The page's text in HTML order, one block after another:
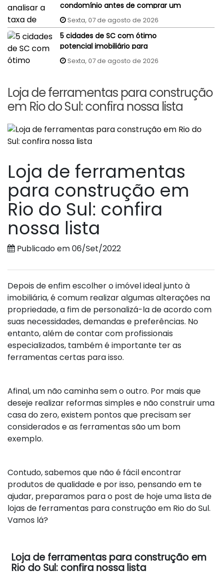
condomínio antes de comprar um
imóvel?
Sexta, 07 de agosto de 2026
5 cidades de SC com ótimo
potencial imobiliário para
investidores
Sexta, 07 de agosto de 2026
Loja de ferramentas para construção
em Rio do Sul: confira nossa lista
Loja de ferramentas
para construção em
Rio do Sul: confira
nossa lista
Publicado em 06/Set/2022
Depois de enfim escolher o imóvel ideal junto à
imobiliária, é comum realizar algumas alterações na
propriedade, a fim de personalizá-la de acordo com
suas necessidades, demandas e preferências. No
entanto, além de contar com profissionais
especializados, também é importante ter as
ferramentas certas para isso.
Afinal, um não caminha sem o outro. Por mais que
deseje realizar reformas simples e não construir uma
casa do zero, existem pontos que precisam ser
considerados e as ferramentas são um bom
exemplo.
Contudo, sabemos que não é fácil encontrar
produtos de qualidade e por isso, pensando em te
ajudar, preparamos para o post de hoje uma lista de
lojas de ferramentas para construção em Rio do Sul.
Vamos lá?
Loja de ferramentas para construção em
Rio do Sul: confira nossa lista